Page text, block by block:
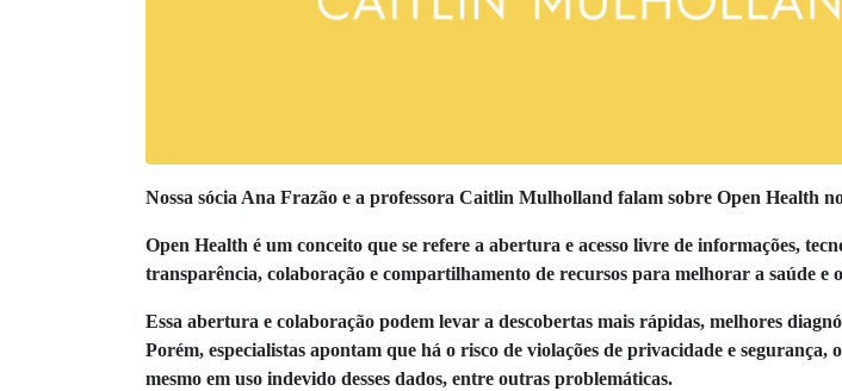
Nossa sócia Ana Frazão e a professora Caitlin Mulholland falam sobre Open Health
Open Health é um conceito que se refere a abertura e acesso livre de informações,
transparência, colaboração e compartilhamento de recursos para melhorar a saúde e o
Essa abertura e colaboração podem levar a descobertas mais rápidas, melhores
Porém, especialistas apontam que há o risco de violações de privacidade e
mesmo em uso indevido desses dados, entre outras problemáticas.